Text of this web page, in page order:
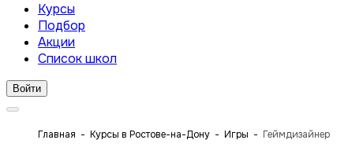
Курсы
Подбор
Акции
Список школ
Войти
Главная Курсы в Ростове-на-Дону Игры Геймдизайнер